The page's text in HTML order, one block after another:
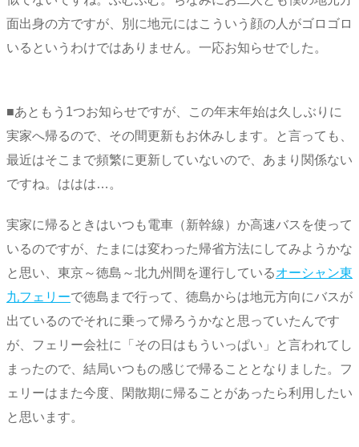
面出身の方ですが、別に地元にはこういう顔の人がゴロゴロ
いるというわけではありません。一応お知らせでした。
■あともう1つお知らせですが、この年末年始は久しぶりに
実家へ帰るので、その間更新もお休みします。と言っても、
最近はそこまで頻繁に更新していないので、あまり関係ない
ですね。ははは…。
実家に帰るときはいつも電車（新幹線）か高速バスを使って
いるのですが、たまには変わった帰省方法にしてみようかな
と思い、東京～徳島～北九州間を運行しているオーシャン東
九フェリーで徳島まで行って、徳島からは地元方向にバスが
出ているのでそれに乗って帰ろうかなと思っていたんです
が、フェリー会社に「その日はもういっぱい」と言われてし
まったので、結局いつもの感じで帰ることとなりました。フ
ェリーはまた今度、閑散期に帰ることがあったら利用したい
と思います。